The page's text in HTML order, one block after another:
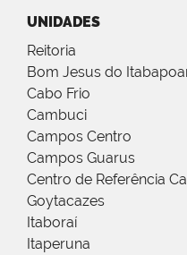
UNIDADES
Reitoria
Bom Jesus do
Cabo Frio
Cambuci
Campos Centro
Campos Guarus
Centro de Referência
Goytacazes
Itaboraí
Itaperuna